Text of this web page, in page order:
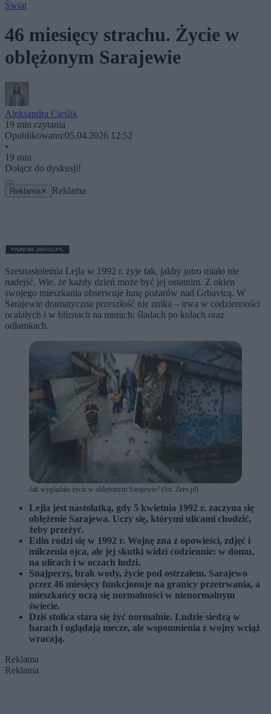
Świat
46 miesięcy strachu. Życie w
oblężonym Sarajewie
Aleksandra Cieślik
19 min czytania
Opublikowano:05.04.2026 12:52
•
19 min
Dołącz do dyskusji!
Reklama ✕ Reklama
Szesnastoletnia Lejla w 1992 r. żyje tak, jakby jutro miało nie
nadejść. Wie, że każdy dzień może być jej ostatnim. Z okien
swojego mieszkania obserwuje łunę pożarów nad Grbavicą. W
Sarajewie dramatyczna przeszłość nie znika – trwa w codzienności
ocalałych i w bliznach na murach: śladach po kulach oraz
odłamkach.
Jak wyglądało życie w oblężonym Sarajewie? (fot. Zero.pl)
Lejla jest nastolatką, gdy 5 kwietnia 1992 r. zaczyna się
oblężenie Sarajewa. Uczy się, którymi ulicami chodzić,
żeby przeżyć.
Edin rodzi się w 1992 r. Wojnę zna z opowieści, zdjęć i
milczenia ojca, ale jej skutki widzi codziennie: w domu,
na ulicach i w oczach ludzi.
Snajperzy, brak wody, życie pod ostrzałem. Sarajewo
przez 46 miesięcy funkcjonuje na granicy przetrwania, a
mieszkańcy uczą się normalności w nienormalnym
świecie.
Dziś stolica stara się żyć normalnie. Ludzie siedzą w
barach i oglądają mecze, ale wspomnienia z wojny wciąż
wracają.
Reklama
Reklama